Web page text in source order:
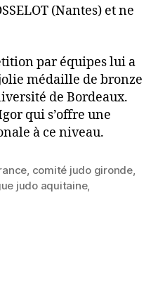
(Nantes) et ne
par équipes lui a
médaille de bronze
de Bordeaux.
qui s’offre une
à ce niveau.
, comité judo gironde,
judo aquitaine,